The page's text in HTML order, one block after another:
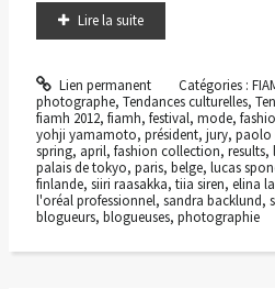
Lire la suite
Lien permanent Catégories :
photographe, Tendances culturelles,
fiamh 2012, fiamh, festival, mode,
yohji yamamoto, président, jury, paolo
spring, april, fashion collection, results,
palais de tokyo, paris, belge, lucas
finlande, siiri raasakka, tiia siren, elina
l'oréal professionnel, sandra backlund,
blogueurs, blogueuses, photographie